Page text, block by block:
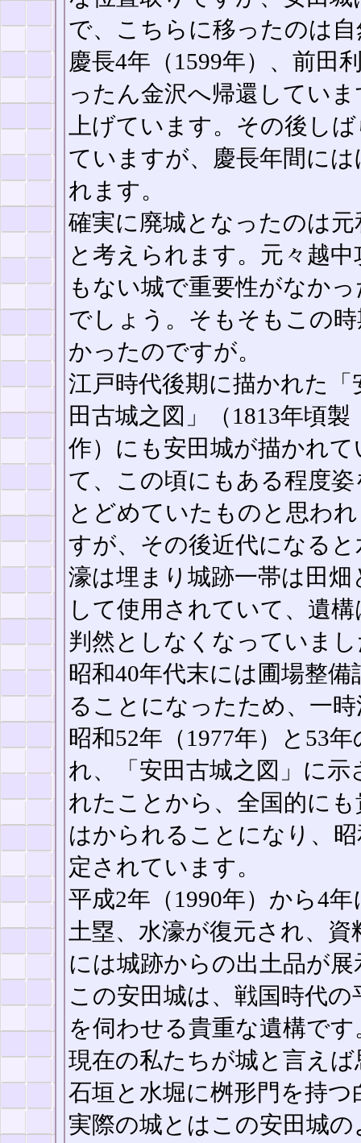
で、こちらに移ったのは
慶長4年（1599年）、前田
ったん金沢へ帰還してい
上げています。その後し
ていますが、慶長年間に
れます。
確実に廃城となったのは
と考えられます。元々越
もない城で重要性がなか
でしょう。そもそもこの
かったのですが。
江戸時代後期に描かれた「
田古城之図」（1813年頃製
作）にも安田城が描かれて
て、この頃にもある程度姿
とどめていたものと思わ
すが、その後近代になると
濠は埋まり城跡一帯は田畑
して使用されていて、遺構
判然としなくなっていま
昭和40年代末には圃場整
ることになったため、一
昭和52年（1977年）と53
れ、「安田古城之図」に
れたことから、全国的に
はかられることになり、
定されています。
平成2年（1990年）から4
土塁、水濠が復元され、
には城跡からの出土品が
この安田城は、戦国時代
を伺わせる貴重な遺構です
現在の私たちが城と言え
石垣と水堀に桝形門を持
実際の城とはこの安田城